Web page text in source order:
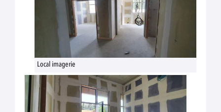
Local imagerie